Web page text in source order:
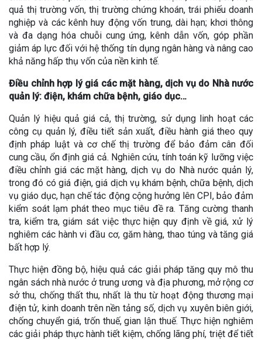
quả thị trường vốn, thị trường chứng khoán, trái phiếu doanh
nghiệp và các kênh huy động vốn trung, dài hạn; khơi thông
và đa dạng hóa chuỗi cung ứng, kênh dẫn vốn, góp phần
giảm áp lực đối với hệ thống tín dụng ngân hàng và nâng cao
khả năng hấp thụ vốn của nền kinh tế.
Điều chỉnh hợp lý giá các mặt hàng, dịch vụ do Nhà nước
quản lý: điện, khám chữa bệnh, giáo dục…
Quản lý hiệu quả giá cả, thị trường, sử dụng linh hoạt các
công cụ quản lý, điều tiết sản xuất, điều hành giá theo quy
định pháp luật và cơ chế thị trường để bảo đảm cân đối
cung cầu, ổn định giá cả. Nghiên cứu, tính toán kỹ lưỡng việc
điều chỉnh giá các mặt hàng, dịch vụ do Nhà nước quản lý,
trong đó có giá điện, giá dịch vụ khám bệnh, chữa bệnh, dịch
vụ giáo dục, hạn chế tác động cộng hưởng lên CPI, bảo đảm
kiểm soát lạm phát theo mục tiêu đề ra. Tăng cường thanh
tra, kiểm tra, giám sát việc thực hiện quy định về giá, xử lý
nghiêm các hành vi đầu cơ, găm hàng, thao túng và tăng giá
bất hợp lý.
Thực hiện đồng bộ, hiệu quả các giải pháp tăng quy mô thu
ngân sách nhà nước ở trung ương và địa phương, mở rộng cơ
sở thu, chống thất thu, nhất là thu từ hoạt động thương mại
điện tử, kinh doanh trên nền tảng số, dịch vụ xuyên biên giới,
chống chuyển giá, trốn thuế, gian lận thuế. Thực hiện nghiêm
các giải pháp thực hành tiết kiệm, chống lãng phí, triệt để tiết